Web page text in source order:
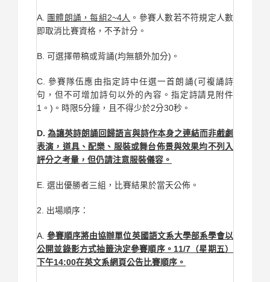
A. 團體朗誦，每組2~4人 。參賽人數若不符規定人數
即取消比賽資格，不予計分。
B. 可選擇帶稿或背誦(均無額外加分)。
C. 參賽隊伍應由指定詩中任選一首朗誦(可複誦詩
句，但不可增加詩句以外的內容。指定詩請見附件
1。)。時限5分鐘，且不得少於2分30秒。
D. 為讓英詩朗誦回歸語言與詩作本身之連結而非戲劇
表演，道具、配樂、服裝或舞台佈景與效果均不列入
評分之考量，但仍請注意服裝儀容。
E. 選出優勝者三組，比賽結果於當天公佈。
2. 出場順序：
A.參賽順序將由協辦單位英國語文系大學部系學會以
公開並錄影方式抽籤決定參賽順序。11/7（星期五）
下午14:00在英文系網頁公告比賽順序。